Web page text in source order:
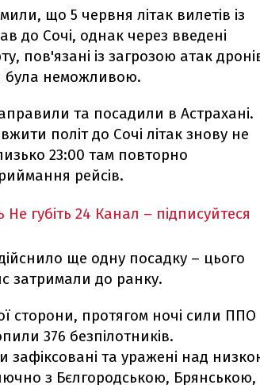
що 5 червня літак вилетів із
до Сочі, однак через введені
пов'язані із загрозою атак
була неможливою.
та посадили в Астрахані.
політ до Сочі літак знову не
23:00 там повторно
рейсів.
Не губіть 24 Канал – підписуйтеся
ще одну посадку – цього
затримали до ранку.
сторони, протягом ночі сили ППО
376 безпілотників.
зафіксовані та уражені над
з Бєлгородською, Брянською,